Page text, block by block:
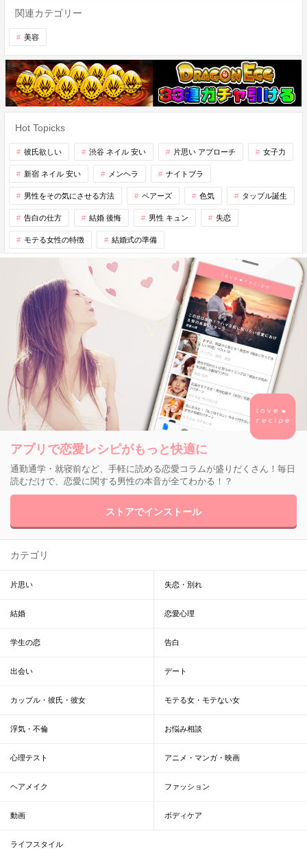
関連カテゴリー
美容
Hot Topicks
彼氏欲しい 渋谷 ネイル 安い 片思い アプローチ 女子力
新宿 ネイル 安い メンヘラ ナイトブラ
男性をその気にさせる方法 ペアーズ 色気 タップル誕生
告白の仕方 結婚 後悔 男性 キュン 失恋
モテる女性の特徴 結婚式の準備
アプリで恋愛レシピがもっと快適に
通勤通学・就寝前など、手軽に読める恋愛コラムが盛りだくさん！毎日
読むだけで、恋愛に関する男性の本音が全てわかる！？
ストアでインストール
カテゴリ
片思い 失恋・別れ
結婚 恋愛心理
学生の恋 告白
出会い デート
カップル・彼氏・彼女 モテる女・モテない女
浮気・不倫 お悩み相談
心理テスト アニメ・マンガ・映画
ヘアメイク ファッション
動画 ボディケア
ライフスタイル